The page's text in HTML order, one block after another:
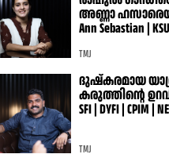
അണ്ണാ
Ann Sebastian | KSU
TMJ
ദുഷ്കരമായ
കരുത്തിന്റെ
SFI | DYFI | CPIM |
TMJ